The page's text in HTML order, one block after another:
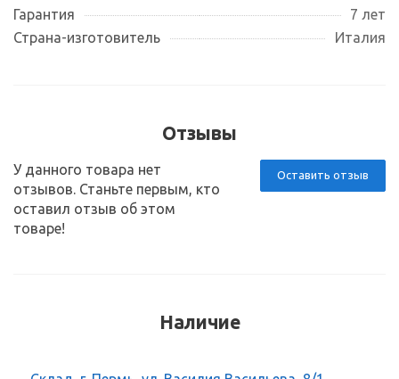
Гарантия
7 лет
Страна-изготовитель
Италия
Отзывы
Оставить отзыв
У данного товара нет
отзывов. Станьте первым, кто
оставил отзыв об этом
товаре!
Наличие